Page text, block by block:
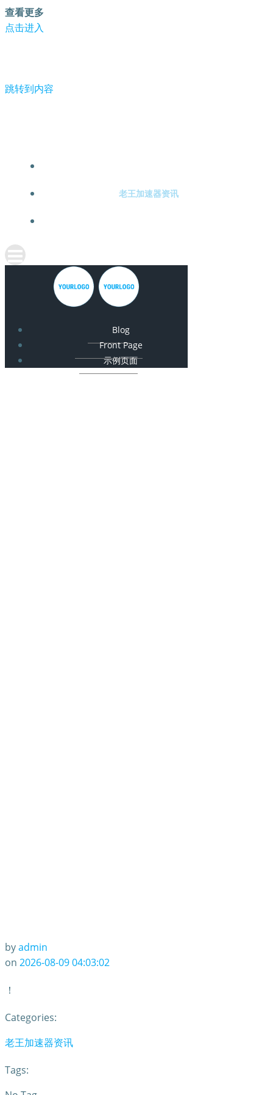
查看更多
点击进入
跳转到内容
老王加速器资讯
Blog
Front Page
示例页面
byadmin
on 2026-08-09 04:03:02
！
Categories:
老王加速器资讯
Tags: